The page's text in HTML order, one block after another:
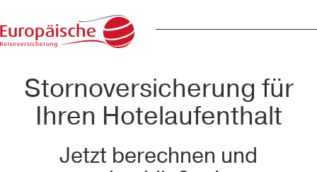
Stornoversicherung für
Ihren Hotelaufenthalt
Jetzt berechnen und